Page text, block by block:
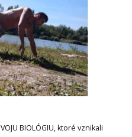
BIOLÓGIU, ktoré vznikali